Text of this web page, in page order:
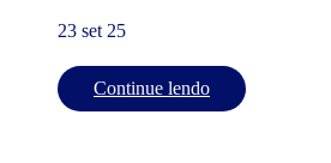
23 set 25
Continue lendo